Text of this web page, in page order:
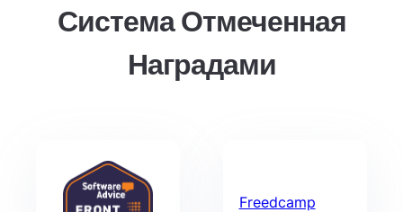
Система Отмеченная
Наградами
Freedcamp